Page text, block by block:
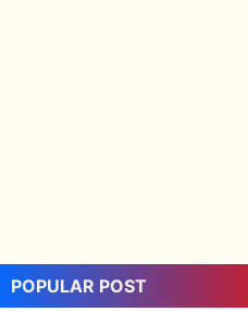
POPULAR POST